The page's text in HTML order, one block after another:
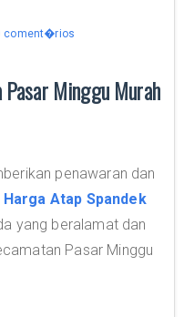
coment�rios
Minggu Murah
penawaran dan
Harga Atap Spandek
yang beralamat dan
Pasar Minggu